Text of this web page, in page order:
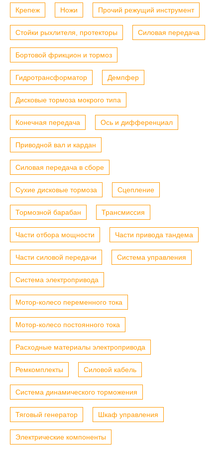
Крепеж Ножи Прочий режущий инструмент
Стойки рыхлителя, протекторы Силовая передача
Бортовой фрикцион и тормоз
Гидротрансформатор Демпфер
Дисковые тормоза мокрого типа
Конечная передача Ось и дифференциал
Приводной вал и кардан
Силовая передача в сборе
Сухие дисковые тормоза Сцепление
Тормозной барабан Трансмиссия
Части отбора мощности Части привода тандема
Части силовой передачи Система управления
Система электропривода
Мотор-колесо переменного тока
Мотор-колесо постоянного тока
Расходные материалы электропривода
Ремкомплекты Силовой кабель
Система динамического торможения
Тяговый генератор Шкаф управления
Электрические компоненты